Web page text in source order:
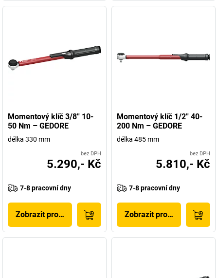
Momentový klíč 3/8'' 10-
50 Nm – GEDORE
délka 330 mm
bez DPH
5.290,- Kč
7-8 pracovní dny
Zobrazit produkt
Momentový klíč 1/2'' 40-
200 Nm – GEDORE
délka 485 mm
bez DPH
5.810,- Kč
7-8 pracovní dny
Zobrazit produkt